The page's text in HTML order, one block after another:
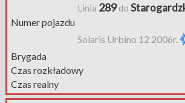
Linia 289do
Numer pojazdu
Solaris Urbino 12 2006r.
Brygada
Czas rozkładowy
Czas realny